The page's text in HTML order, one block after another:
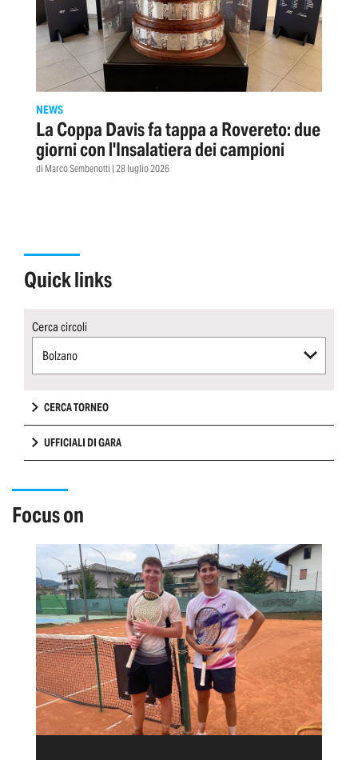
NEWS
La Coppa Davis fa tappa a Rovereto: due
giorni con l'Insalatiera dei campioni
di Marco Sembenotti | 28 luglio 2026
quick links
Cerca circoli
Bolzano
CERCA TORNEO
UFFICIALI DI GARA
focus on